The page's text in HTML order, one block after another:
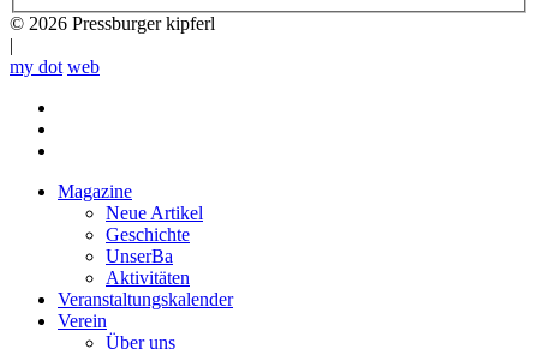
© 2026 Pressburger kipferl
|
my dot web
Magazine
Neue Artikel
Geschichte
UnserBa
Aktivitäten
Veranstaltungskalender
Verein
Über uns